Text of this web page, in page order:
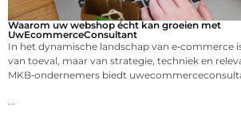
Waarom uw webshop écht kan groeien met
UwEcommerceConsultant
In het dynamische landschap van e‑commerce
van toeval, maar van strategie, techniek en
MKB‑ondernemers biedt